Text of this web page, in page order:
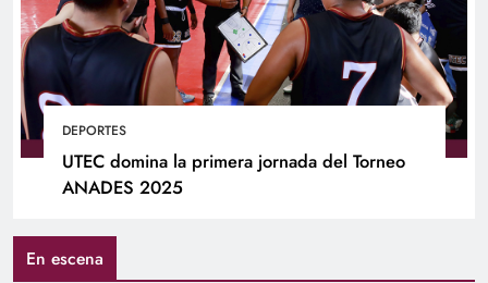
DEPORTES
UTEC domina la primera jornada del Torneo
ANADES 2025
En escena